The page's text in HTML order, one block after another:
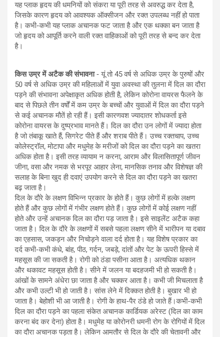
यह प्लाक हृदय की धमनियों को संकरा या पूरी तरह से अवरुद्ध कर देता है,
जिसके कारण हृदय को आवश्यक ऑक्सीजन और रक्त उपलब्ध नहीं हो पाता
है। कभी-कभी यह प्लाक अचानक फट जाता है और एक थक्का बन जाता है
जो हृदय को आपूर्ति करने वाली रक्त वाहिकाओं को पूरी तरह से बन्द कर देता
है।
किस उम्र में अटैक की संभावना- यूं तो 45 वर्ष से अधिक उम्र के पुरुषों और
50 वर्ष से अधिक उम्र की महिलाओं में युवा अवस्था की तुलना में दिल का दौरा
पड़ने की संभावना अपेक्षाकृत अधिक होती है, लेकिन कोरोना वायरस फैलने के
बाद से पिछले तीन वर्षों में कम उम्र के बच्चों और युवाओं में दिल का दौरा पड़ने
से कई अचानक मौतें हो रही हैं। इसी कारणवश ज्यादातर शोधकर्ता इसे
कोरोना वायरस के दुष्प्रभाव मानते हैं। दिल का दौरा उन लोगों में ज्यादा होता
है जो तंबाकू खाते हैं, सिगरेट पीते हैं और शराब पीते हैं। उच्च रक्तचाप, उच्च
कोलेस्ट्रॉल, मोटापा और मधुमेह के मरीजों को दिल का दौरा पड़ने का खतरा
अधिक होता है। इसी तरह व्यायाम न करना, आराम और विलासितापूर्ण जीवन
जीना, वसा और नमक से भरपूर आहार लेना, मानसिक तनाव और विशेषज्ञ की
सलाह के बिना खुद ही दवाएं उपयोग करने से दिल का दौरा पड़ने का खतरा
बढ़ जाता है।
दिल के दौरे के लक्षण विभिन्न प्रकार के होते हैं। कुछ लोगों में हल्के लक्षण
होते हैं और कुछ लोगों में गंभीर लक्षण होते हैं। कुछ लोगों में कोई लक्षण नहीं
होते और उन्हें अचानक दिल का दौरा पड़ जाता है। इसे साइलेंट अटैक कहा
जाता है। दिल के दौरे के लक्षणों में सबसे पहला लक्षण सीने में भारीपन या दबाव
का एहसास, जकड़न और निचोड़ने वाला दर्द होता है। यह विशेष प्रकार का
दर्द कभी-कभी कंधे, बांह, पीठ, गर्दन, जबड़े, दांतों और पेट के ऊपरी हिस्से में
महसूस की जा सकती है। रोगी को ठंडा पसीना आता है। अत्यधिक थकान
और थकावट महसूस होती है। सीने में जलन या बदहजमी भी हो सकती है।
आंखों के सामने अंधेरा छा जाता है और चक्कर आता है। कभी जी मिचलाता है
और कभी उल्टी भी हो जाती है। सांस लेने में दिक्कत होती है। बुखार भी हो
जाता है। बेहोशी भी आ जाती है। रोगी के हाथ-पैर ठंडे हो जाते हैं।कभी-कभी
दिल का दौरा पड़ने का पहला संकेत अचानक कार्डियक अरेस्ट (दिल का काम
करना बंद कर देना) होता है। मधुमेह या कोरोनरी धमनी रोग के रोगियों में दिल
का दौरा अचानक पड़ता है। लेकिन आमतौर से दिल के दौरे की चेतावनी और